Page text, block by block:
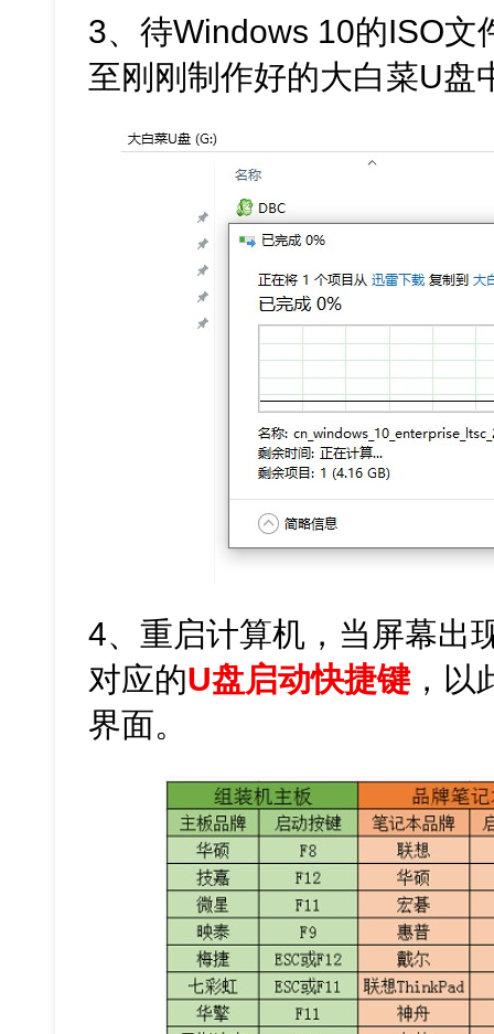
3、待Windows 10的ISO文
至刚刚制作好的大白菜U盘
4、重启计算机，当屏幕出
对应的U盘启动快捷键，以
界面。